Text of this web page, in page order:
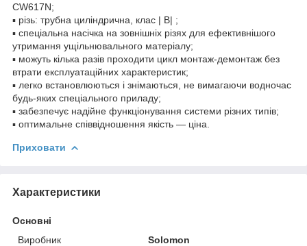
CW617N;
▪ різь: трубна циліндрична, клас | В| ;
▪ спеціальна насічка на зовнішніх різях для ефективнішого
утримання ущільнювального матеріалу;
▪ можуть кілька разів проходити цикл монтаж-демонтаж без
втрати експлуатаційних характеристик;
▪ легко встановлюються і знімаються, не вимагаючи водночас
будь-яких спеціального приладу;
▪ забезпечує надійне функціонування системи різних типів;
▪ оптимальне співвідношення якість — ціна.
Приховати
Характеристики
Основні
Виробник
Solomon